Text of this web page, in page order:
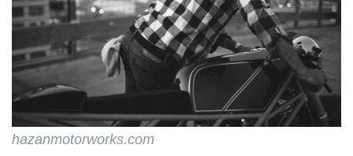
haz...
hazanmotorworks.com